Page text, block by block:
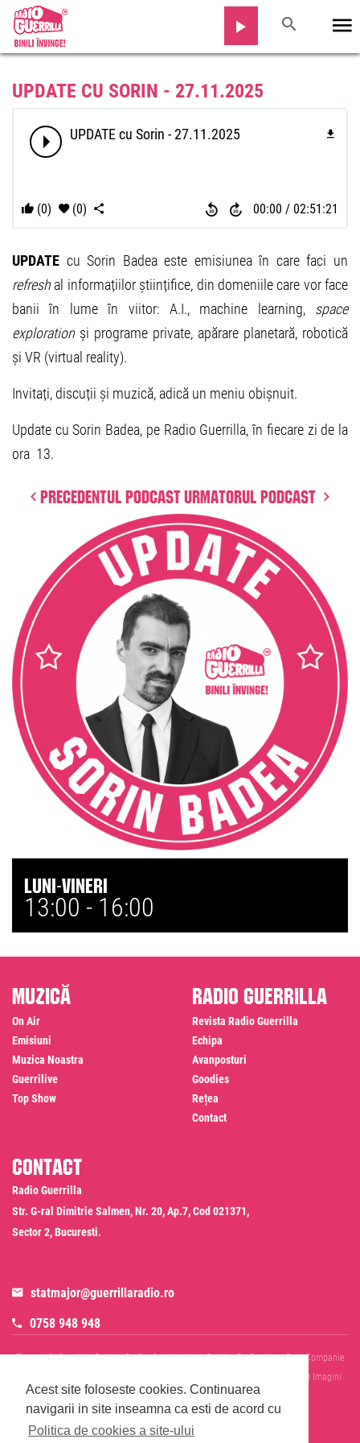
Acest site foloseste cookies. Continuarea
navigarii in site inseamna ca esti de acord cu
Politica de cookies a site-ului
UPDATE CU SORIN - 27.11.2025
00:00 02:51:21
UPDATE cu Sorin - 27.11.2025
(0) (0)
UPDATE cu Sorin Badea este emisiunea în care faci un
refreshal informațiilor științifice, din domeniile care vor face
banii în lume în viitor: A.I., machine learning, space
explorationși programe private, apărare planetară, robotică
și VR (virtual reality).
Invitați, discuții și muzică, adică un meniu obișnuit.
Update cu Sorin Badea, pe Radio Guerrilla, în fiecare zi de la
ora 13.
Precedentul podcast Urmatorul podcast
Luni-Vineri
13:00 - 16:00
Muzică
On Air
Emisiuni
Muzica Noastra
Guerrilive
Top Show
Radio Guerrilla
Revista Radio Guerrilla
Echipa
Avanposturi
Goodies
Rețea
Contact
Contact
Radio Guerrilla
Str. G-ral Dimitrie Salmen, Nr. 20, Ap.7, Cod 021371,
Sector 2, Bucuresti.
statmajor@guerrillaradio.ro
0758 948 948
Termeni Si Conditii Politica De Confidentialitate Politica De Cookies
Date Companie
Informare Prelucrare Imagini
Evenimente
Cod Deontologic